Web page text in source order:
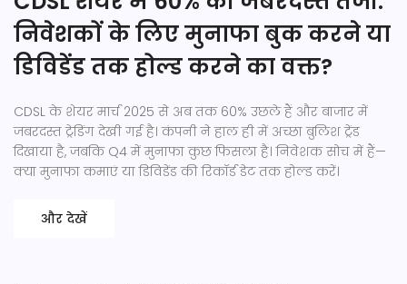
निवेशकों के लिए मुनाफा बुक करने या
डिविडेंड तक होल्ड करने का वक्त?
CDSL के शेयर मार्च 2025 से अब तक 60% उछले हैं और बाजार में
जबरदस्त ट्रेडिंग देखी गई है। कंपनी ने हाल ही में अच्छा बुलिश ट्रेंड
दिखाया है, जबकि Q4 में मुनाफा कुछ फिसला है। निवेशक सोच में हैं—
क्या मुनाफा कमाएं या डिविडेंड की रिकॉर्ड डेट तक होल्ड करें।
और देखें